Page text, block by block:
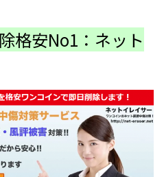
格安No1：ネット